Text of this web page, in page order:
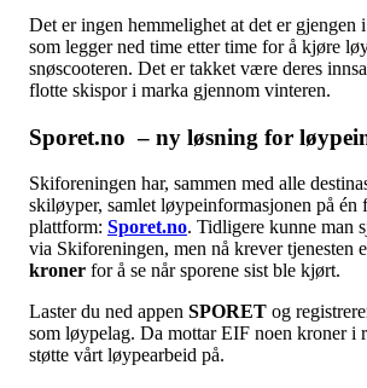
Det er ingen hemmelighet at det er gjengen
som legger ned time etter time for å kjøre
snøscooteren. Det er takket være deres
flotte skispor i marka gjennom vinteren.
Sporet.no – ny løsning for
Skiforeningen har, sammen med alle
skiløyper, samlet løypeinformasjonen på én
plattform: Sporet.no. Tidligere kunne man
via Skiforeningen, men nå krever tjenesten
kroner for å se når sporene sist ble kjørt.
Laster du ned appen SPORET og
som løypelag. Da mottar EIF noen kroner i
støtte vårt løypearbeid på.